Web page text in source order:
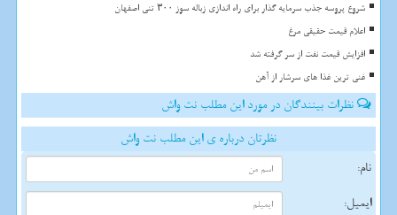
شروع پروسه جذب سرمایه گذار برای راه اندازی زباله سوز ۳۰۰ تنی اصفهان
اعلام قیمت حقیقی مرغ
افزایش قیمت نفت از سر گرفته شد
غنی ترین غذا های سرشار از آهن
نظرات بینندگان در مورد این مطلب نت واش
نظرتان درباره ی این مطلب نت واش
نام:
ایمیل: